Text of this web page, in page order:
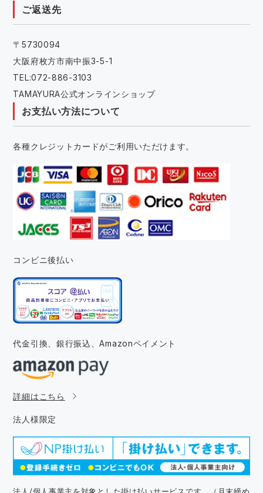
ご返送先
〒5730094
大阪府枚方市南中振3-5-1
TEL:072-886-3103
TAMAYURA公式オンラインショップ
お支払い方法について
各種クレジットカードがご利用いただけます。
コンビニ後払い
代金引換、銀行振込、Amazonペイメント
詳細はこちら
法人様限定